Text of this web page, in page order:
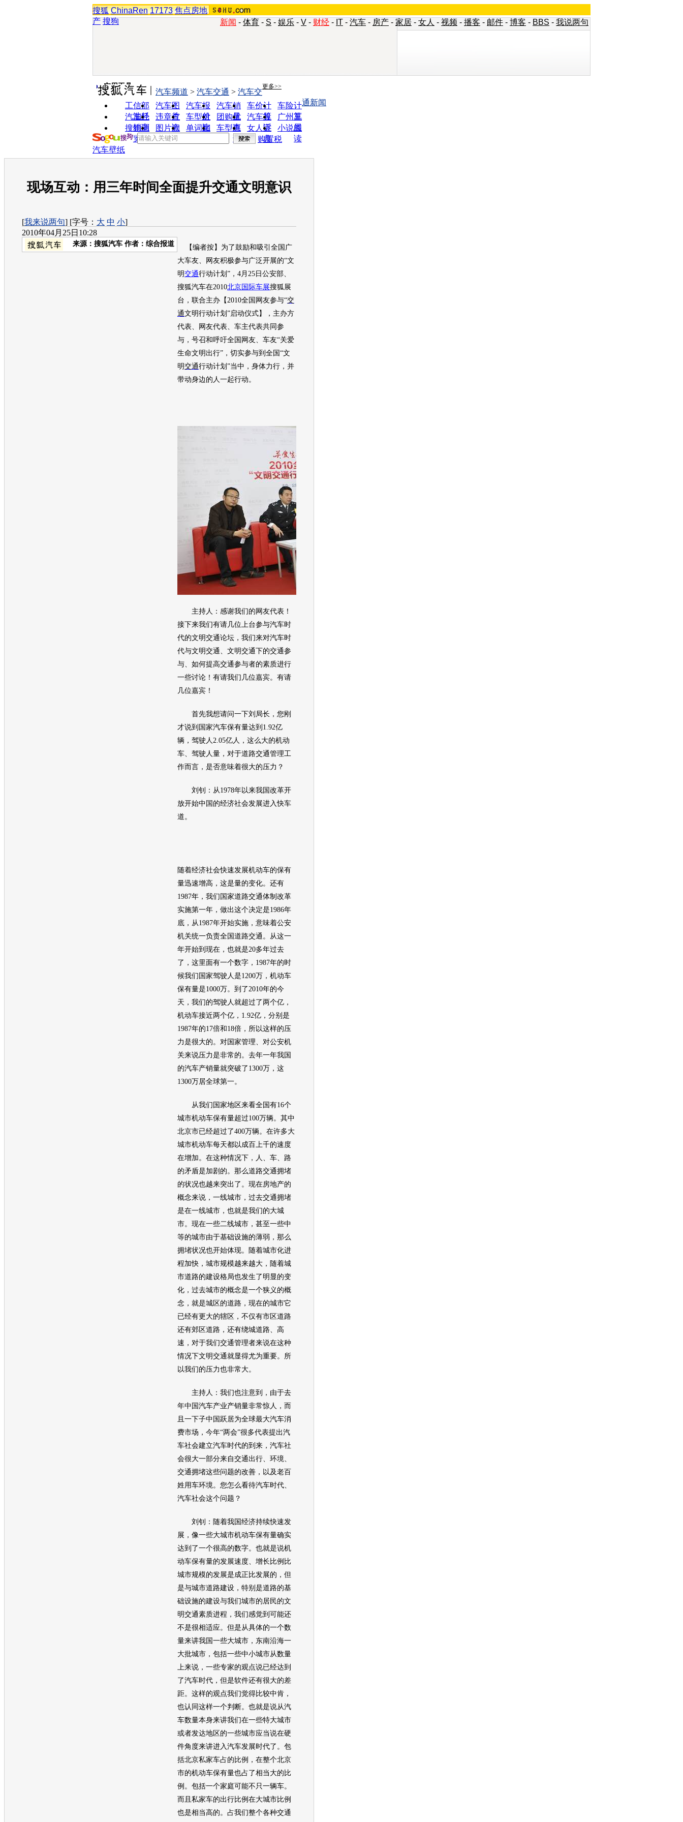
搜狐 ChinaRen 17173 焦点房地
产 搜狗 新闻 - 体育 - S - 娱乐 - V - 财经 - IT - 汽车 - 房产 - 家居 - 女人 - 视频 - 播客 - 邮件 - 博客 - BBS - 我说两句
实用工具 更多>>
工信部
油耗
汽车图
片
汽车报
价
汽车销
量
车价计
算
车险计
算
汽车经
销商
违章查
询
车型对
比
团购优
惠
汽车投
诉
广州车
展
搜狗浏
览器
图片欣
赏
单词翻
车型查
询
女人宝
典
小说阅
读
汽车频道 > 汽车交通 > 汽车交
通新闻
购置税
汽车壁纸
现场互动：用三年时间全面提升交通文明意识
[我来说两句] [字号： 大 中 小]
2010年04月25日10:28
来源： 搜狐汽车 作者：综合报道
【编者按】为了鼓励和吸引全国广
大车友、网友积极参与广泛开展的“文
明交通行动计划 ” ， 4 月 25 日公安部、
搜狐汽车在2010北京国际车展搜狐展
台，联合主办【 2010全国网友参与“交
通文明行动计划 ”启动仪式】，主办方
代表、网友代表、车主代表共同参
与，号召和呼吁全国网友、车友“关爱
生命文明出行” ，切实参与到全国 “文
明交通行动计划 ”当中，身体力行，并
带动身边的人一起行动。
主持人：感谢我们的网友代表！
接下来我们有请几位上台参与汽车时
代的文明交通论坛，我们来对汽车时
代与文明交通、文明交通下的交通参
与、如何提高交通参与者的素质进行
一些讨论！有请我们几位嘉宾。有请
几位嘉宾！
首先我想请问一下刘局长，您刚
才说到国家汽车保有量达到1.92亿
辆，驾驶人2.05亿人，这么大的机动
车、驾驶人量，对于道路交通管理工
作而言，是否意味着很大的压力？
刘钊：从1978年以来我国改革开
放开始中国的经济社会发展进入快车
道。
随着经济社会快速发展机动车的保有
量迅速增高，这是量的变化。还有
1987年，我们国家道路交通体制改革
实施第一年，做出这个决定是1986年
底，从1987年开始实施，意味着公安
机关统一负责全国道路交通。从这一
年开始到现在，也就是20多年过去
了，这里面有一个数字，1987年的时
候我们国家驾驶人是1200万，机动车
保有量是1000万。到了2010年的今
天，我们的驾驶人就超过了两个亿，
机动车接近两个亿，1.92亿，分别是
1987年的17倍和18倍，所以这样的压
力是很大的。对国家管理、对公安机
关来说压力是非常的。去年一年我国
的汽车产销量就突破了1300万，这
1300万居全球第一。
从我们国家地区来看全国有16个
城市机动车保有量超过100万辆。其中
北京市已经超过了400万辆。在许多大
城市机动车每天都以成百上千的速度
在增加。在这种情况下，人、车、路
的矛盾是加剧的。那么道路交通拥堵
的状况也越来突出了。现在房地产的
概念来说，一线城市，过去交通拥堵
是在一线城市，也就是我们的大城
市。现在一些二线城市，甚至一些中
等的城市由于基础设施的薄弱，那么
拥堵状况也开始体现。随着城市化进
程加快，城市规模越来越大，随着城
市道路的建设格局也发生了明显的变
化，过去城市的概念是一个狭义的概
念，就是城区的道路，现在的城市它
已经有更大的辖区，不仅有市区道路
还有郊区道路，还有绕城道路、高
速，对于我们交通管理者来说在这种
情况下文明交通就显得尤为重要。所
以我们的压力也非常大。
主持人：我们也注意到，由于去
年中国汽车产业产销量非常惊人，而
且一下子中国跃居为全球最大汽车消
费市场，今年“两会”很多代表提出汽
车社会建立汽车时代的到来，汽车社
会很大一部分来自交通出行、环境、
交通拥堵这些问题的改善，以及老百
姓用车环境。您怎么看待汽车时代、
汽车社会这个问题？
刘钊：随着我国经济持续快速发
展，像一些大城市机动车保有量确实
达到了一个很高的数字。也就是说机
动车保有量的发展速度、增长比例比
城市规模的发展是成正比发展的，但
是与城市道路建设，特别是道路的基
础设施的建设与我们城市的居民的文
明交通素质进程，我们感觉到可能还
不是很相适应。但是从具体的一个数
量来讲我国一些大城市，东南沿海一
大批城市，包括一些中小城市从数量
上来说，一些专家的观点说已经达到
了汽车时代，但是软件还有很大的差
距。这样的观点我们觉得比较中肯，
也认同这样一个判断。也就是说从汽
车数量本身来讲我们在一些特大城市
或者发达地区的一些城市应当说在硬
件角度来讲进入汽车发展时代了。包
括北京私家车占的比例，在整个北京
市的机动车保有量也占了相当大的比
例。包括一个家庭可能不只一辆车。
而且私家车的出行比例在大城市比例
也是相当高的。占我们整个各种交通